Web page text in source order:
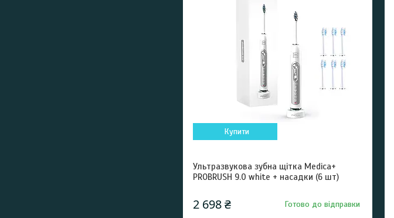
Купити
Ультразвукова зубна щітка Medica+
PROBRUSH 9.0 white + насадки (6 шт)
2 698 ₴ Готово до відправки